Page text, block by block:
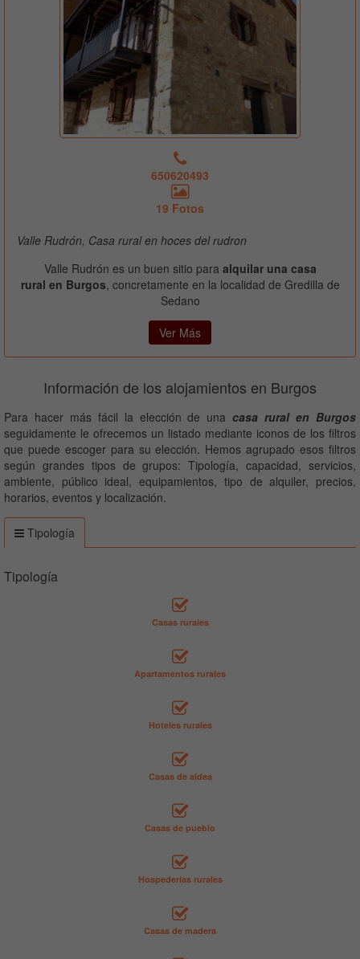
650620493
19 Fotos
Valle Rudrón, Casa rural en hoces del rudron
Valle Rudrón es un buen sitio para alquilar una casa
rural en Burgos, concretamente en la localidad de Gredilla de
Sedano
Ver Más
Información de los alojamientos en Burgos
Para hacer más fácil la elección de unacasa rural en Burgos
seguidamente le ofrecemos un listado mediante iconos de los filtros
que puede escoger para su elección. Hemos agrupado esos filtros
según grandes tipos de grupos: Tipología, capacidad, servicios,
ambiente, público ideal, equipamientos, tipo de alquiler, precios,
horarios, eventos y localización.
Tipología
Tipología
Casas rurales
Apartamentos rurales
Hoteles rurales
Casas de aldea
Casas de pueblo
Hospederías rurales
Casas de madera